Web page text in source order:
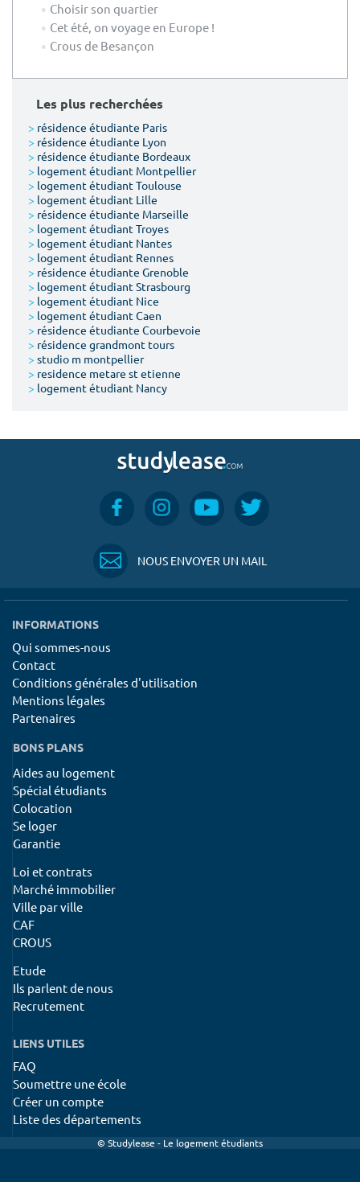
Choisir son quartier
Cet été, on voyage en Europe !
Crous de Besançon
Les plus recherchées
> résidence étudiante Paris
> résidence étudiante Lyon
> résidence étudiante Bordeaux
> logement étudiant Montpellier
> logement étudiant Toulouse
> logement étudiant Lille
> résidence étudiante Marseille
> logement étudiant Troyes
> logement étudiant Nantes
> logement étudiant Rennes
> résidence étudiante Grenoble
> logement étudiant Strasbourg
> logement étudiant Nice
> logement étudiant Caen
> résidence étudiante Courbevoie
> résidence grandmont tours
> studio m montpellier
> residence metare st etienne
> logement étudiant Nancy
NOUS ENVOYER UN MAIL
INFORMATIONS
Qui sommes-nous
Contact
Conditions générales d'utilisation
Mentions légales
Partenaires
BONS PLANS
Aides au logement
Spécial étudiants
Colocation
Se loger
Garantie
Loi et contrats
Marché immobilier
Ville par ville
CAF
CROUS
Etude
Ils parlent de nous
Recrutement
LIENS UTILES
FAQ
Soumettre une école
Créer un compte
Liste des départements
© Studylease - Le logement étudiants